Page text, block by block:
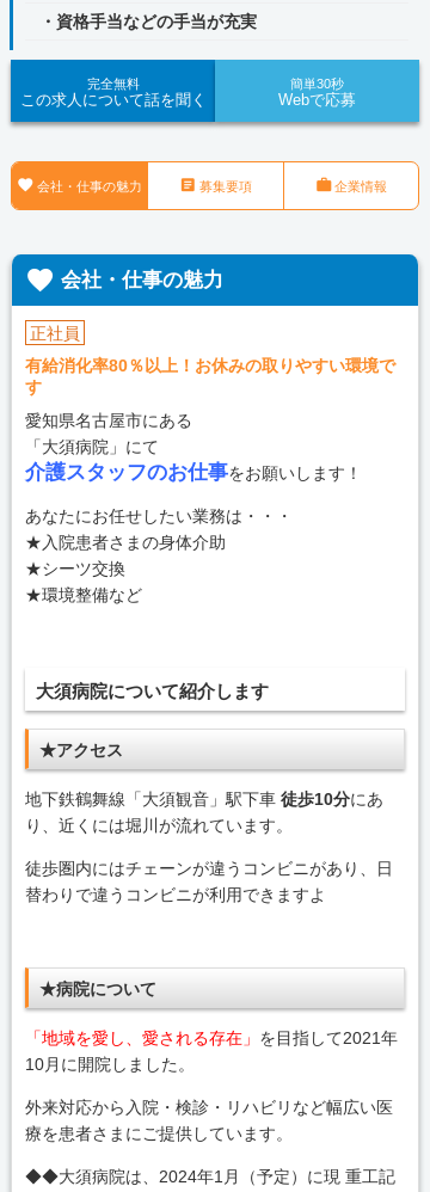
・資格手当などの手当が充実
完全無料
この求人について話を聞く
簡単30秒
Webで応募
 会社・仕事の魅力  募集要項 企業情報
 会社・仕事の魅力
正社員
有給消化率80％以上！お休みの取りやすい環境で
す
愛知県名古屋市にある
「大須病院」にて
介護スタッフのお仕事をお願いします！
あなたにお任せしたい業務は・・・
★入院患者さまの身体介助
★シーツ交換
★環境整備など
大須病院について紹介します
★アクセス
地下鉄鶴舞線「大須観音」駅下車徒歩10分にあ
り、近くには堀川が流れています。
徒歩圏内にはチェーンが違うコンビニがあり、日
替わりで違うコンビニが利用できますよ
★病院について
「地域を愛し、愛される存在」 を目指して2021年
10月に開院しました。
外来対応から入院・検診・リハビリなど幅広い医
療を患者さまにご提供しています。
◆◆大須病院は、2024年1月（予定）に現 重工記